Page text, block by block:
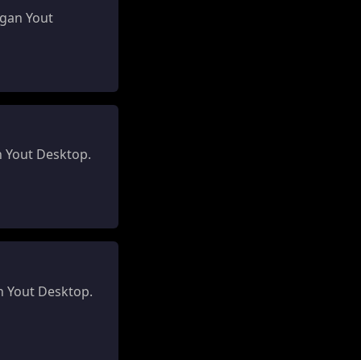
Yout
Yout Desktop.
Yout Desktop.